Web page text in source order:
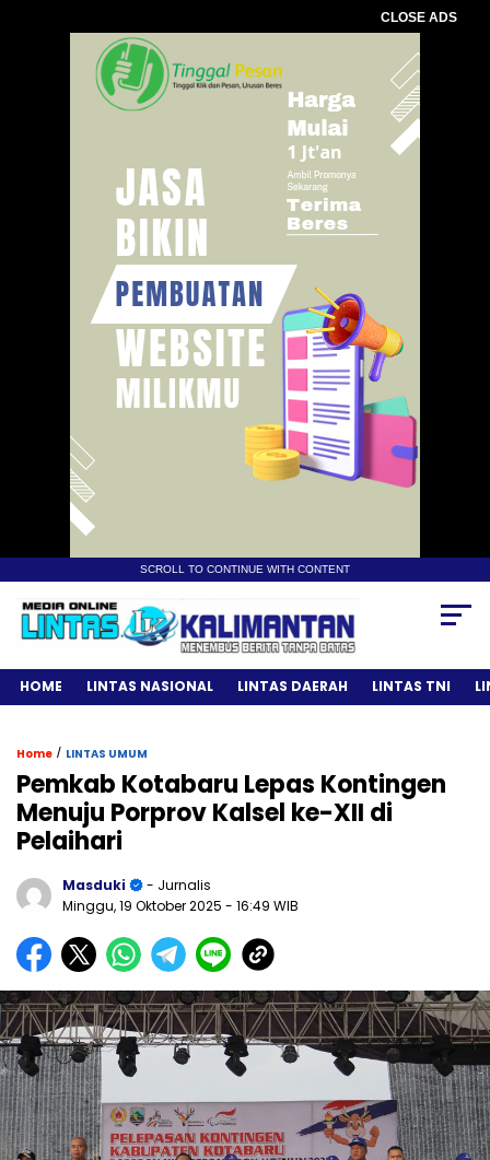
CLOSE ADS
SCROLL TO CONTINUE WITH CONTENT
HOME LINTAS NASIONAL LINTAS DAERAH LINTAS TNI
Home / LINTAS UMUM
Pemkab Kotabaru Lepas Kontingen
Menuju Porprov Kalsel ke-XII di
Pelaihari
Masduki
- Jurnalis
Minggu, 19 Oktober 2025 - 16:49 WIB